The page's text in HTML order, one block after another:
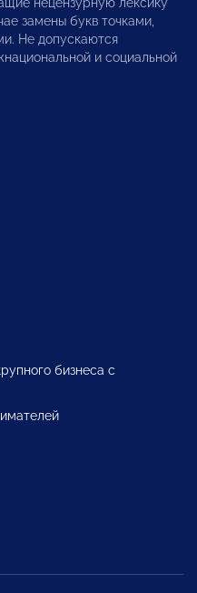
нецензурную лексику
замены букв точками,
Не допускаются
и социальной
бизнеса с